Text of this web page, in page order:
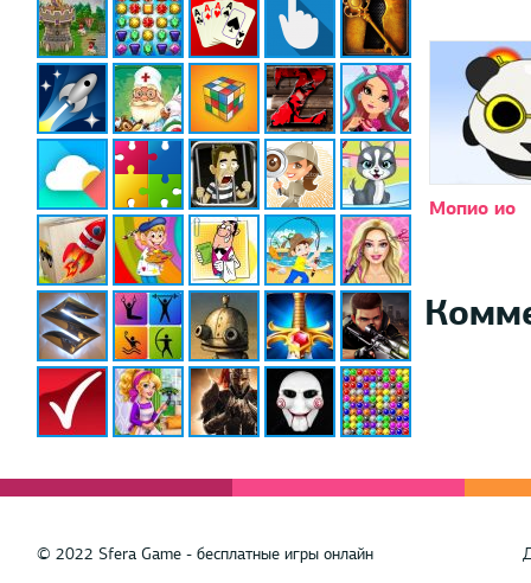
Мопио ио
© 2022 Sfera Game - бесплатные игры онлайн